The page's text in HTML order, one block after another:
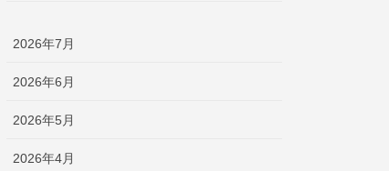
2026年7月
2026年6月
2026年5月
2026年4月